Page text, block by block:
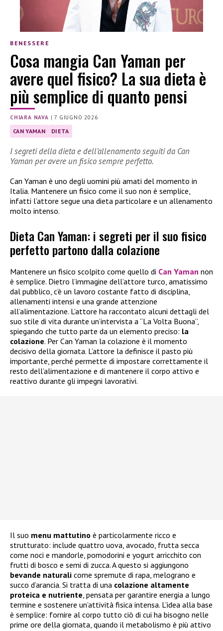
BENESSERE
Cosa mangia Can Yaman per
avere quel fisico? La sua dieta è
più semplice di quanto pensi
CHIARA NAVA |7 GIUGNO 2026
CAN YAMAN DIETA
I segreti della dieta e dell’allenamento seguiti da Can
Yaman per avere un fisico sempre perfetto.
Can Yaman è uno degli uomini più amati del momento in
Italia. Mantenere un fisico come il suo non è semplice,
infatti l’attore segue una dieta particolare e un allenamento
molto intenso.
Dieta Can Yaman: i segreti per il suo fisico
perfetto partono dalla colazione
Mantenere un fisico scolpito come quello di Can Yaman non
è semplice. Dietro l’immagine dell’attore turco, amatissimo
dal pubblico, c’è un lavoro costante fatto di disciplina,
allenamenti intensi e una grande attenzione
all’alimentazione. L’attore ha raccontato alcuni dettagli del
suo stile di vita durante un’intervista a “La Volta Buona”,
spiegando che tutto parte da un elemento preciso: la
colazione. Per Can Yaman la colazione è il momento
decisivo della giornata. L’attore la definisce il pasto più
importante, perché permette di impostare correttamente il
resto dell’alimentazione e di mantenere il corpo attivo e
reattivo durante gli impegni lavorativi.
Il suo menu mattutino è particolarmente ricco e
strutturato: include quattro uova, avocado, frutta secca
come noci e mandorle, pomodorini e yogurt arricchito con
frutti di bosco e semi di zucca. A questo si aggiungono
bevande naturali come spremute di rapa, melograno e
succo d’arancia. Si tratta di una colazione altamente
proteica e nutriente, pensata per garantire energia a lungo
termine e sostenere un’attività fisica intensa. L’idea alla base
è semplice: fornire al corpo tutto ciò di cui ha bisogno nelle
prime ore della giornata, quando il metabolismo è più attivo